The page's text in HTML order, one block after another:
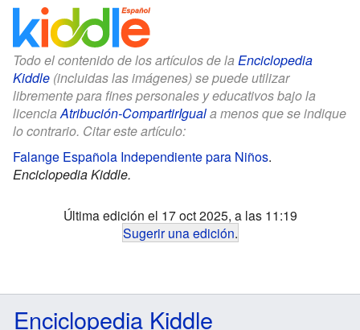
Todo el contenido de los artículos de la Enciclopedia
Kiddle (incluidas las imágenes) se puede utilizar
libremente para fines personales y educativos bajo la
licenciaAtribución-CompartirIguala menos que se indique
lo contrario. Citar este artículo:
Falange Española Independiente para Niños.
Enciclopedia Kiddle.
Última edición el 17 oct 2025, a las 11:19
Sugerir una edición.
Enciclopedia Kiddle